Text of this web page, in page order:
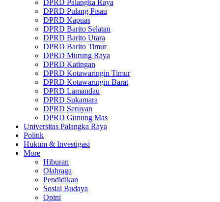
DPRD Palangka Raya
DPRD Pulang Pisau
DPRD Kapuas
DPRD Barito Selatan
DPRD Barito Utara
DPRD Barito Timur
DPRD Murung Raya
DPRD Katingan
DPRD Kotawaringin Timur
DPRD Kotawaringin Barat
DPRD Lamandau
DPRD Sukamara
DPRD Seruyan
DPRD Gunung Mas
Universitas Palangka Raya
Politik
Hukum & Investigasi
More
Hiburan
Olahraga
Pendidikan
Sosial Budaya
Opini